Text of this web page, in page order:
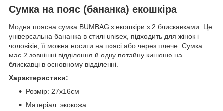
Сумка на пояс (бананка) екошкіра
Модна поясна сумка BUMBAG з екошкіри з 2 блискавками. Це
універсальна бананка в стилі unisex, підходить для жінок і
чоловіків, її можна носити на поясі або через плече. Сумка
має 2 зовнішні відділення й одну потайну кишеню на
блискавці в основному відділенні.
Характеристики:
Розмір: 27х16см
Матеріал: экокожа.